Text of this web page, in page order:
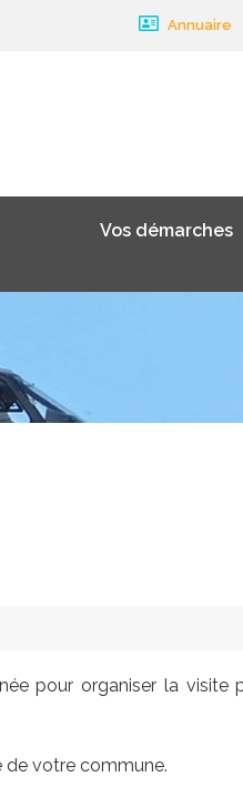
Annuaire
Vos démarches
pour organiser la visite
de votre commune.